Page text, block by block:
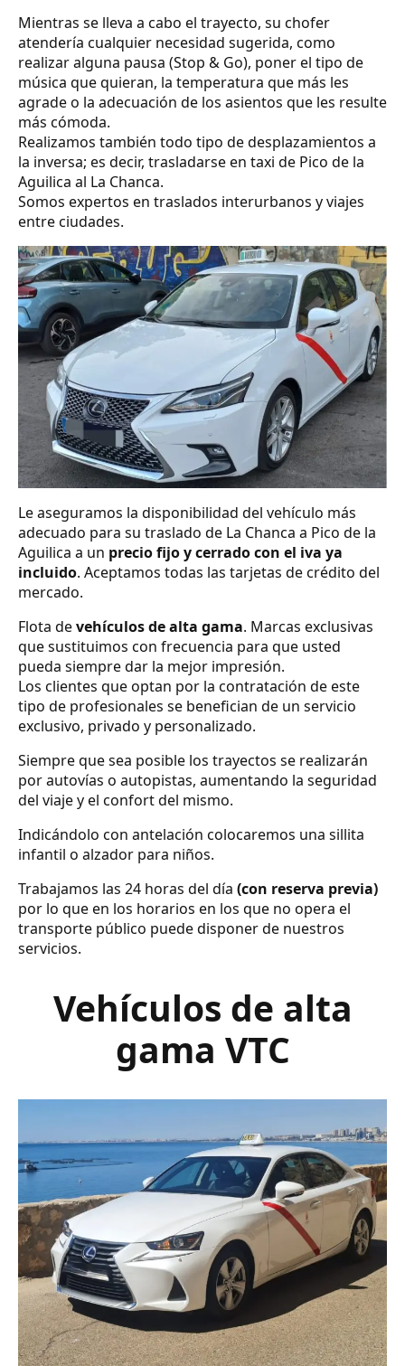
Mientras se lleva a cabo el trayecto, su chofer
atendería cualquier necesidad sugerida, como
realizar alguna pausa (Stop & Go), poner el tipo de
música que quieran, la temperatura que más les
agrade o la adecuación de los asientos que les resulte
más cómoda.
Realizamos también todo tipo de desplazamientos a
la inversa; es decir, trasladarse en taxi de Pico de la
Aguilica al La Chanca.
Somos expertos en traslados interurbanos y viajes
entre ciudades.
Le aseguramos la disponibilidad del vehículo más
adecuado para su traslado de La Chanca a Pico de la
Aguilica a un precio fijo y cerrado con el iva ya
incluido. Aceptamos todas las tarjetas de crédito del
mercado.
Flota devehículos de alta gama. Marcas exclusivas
que sustituimos con frecuencia para que usted
pueda siempre dar la mejor impresión.
Los clientes que optan por la contratación de este
tipo de profesionales se benefician de un servicio
exclusivo, privado y personalizado.
Siempre que sea posible los trayectos se realizarán
por autovías o autopistas, aumentando la seguridad
del viaje y el confort del mismo.
Indicándolo con antelación colocaremos una sillita
infantil o alzador para niños.
Trabajamos las 24 horas del día (con reserva previa)
por lo que en los horarios en los que no opera el
transporte público puede disponer de nuestros
servicios.
Vehículos de alta
gama VTC